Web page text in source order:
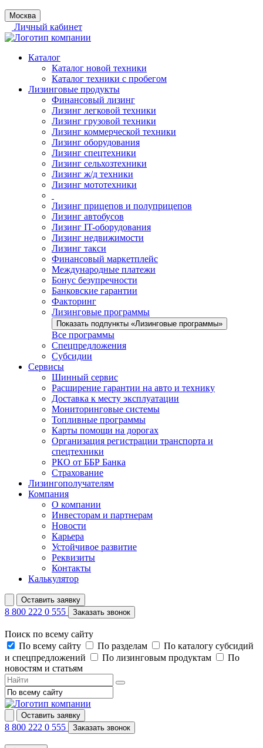
Москва
Личный кабинет
Каталог
Каталог новой техники
Каталог техники с пробегом
Лизинговые продукты
Финансовый лизинг
Лизинг легковой техники
Лизинг грузовой техники
Лизинг коммерческой техники
Лизинг оборудования
Лизинг спецтехники
Лизинг сельхозтехники
Лизинг ж/д техники
Лизинг мототехники
Лизинг прицепов и полуприцепов
Лизинг автобусов
Лизинг IT-оборудования
Лизинг недвижимости
Лизинг такси
Финансовый маркетплейс
Международные платежи
Бонус безупречности
Банковские гарантии
Факторинг
Лизинговые программы
Показать подпункты «Лизинговые программы»
Все программы
Спецпредложения
Субсидии
Сервисы
Шинный сервис
Расширение гарантии на авто и технику
Доставка к месту эксплуатации
Мониторинговые системы
Топливные программы
Карты помощи на дорогах
Организация регистрации транспорта и
спецтехники
РКО от ББР Банка
Страхование
Лизингополучателям
Компания
О компании
Инвесторам и партнерам
Новости
Карьера
Устойчивое развитие
Реквизиты
Контакты
Калькулятор
Оставить заявку
8 800 222 0 555 Заказать звонок
Поиск по всему сайту
По всему сайту
По разделам
По каталогу субсидий
и спецпредложений
По лизинговым продуктам
По
новостям и статьям
Оставить заявку
8 800 222 0 555 Заказать звонок